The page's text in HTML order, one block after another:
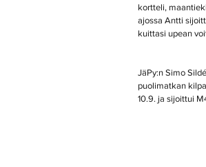
kortteli,
ajossa Antti
kuittasi upean
JäPy:n Simo
puolimatkan
10.9. ja sijoittui